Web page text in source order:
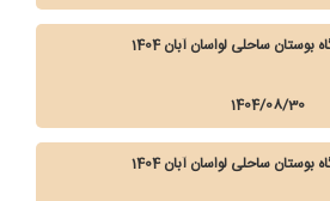
ساحلی لواسان آبان 1404
1404/08/30
ساحلی لواسان آبان 1404